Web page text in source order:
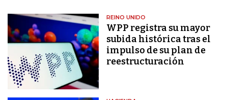
REINO UNIDO
WPP registra su mayor
subida histórica tras el
impulso de su plan de
reestructuración